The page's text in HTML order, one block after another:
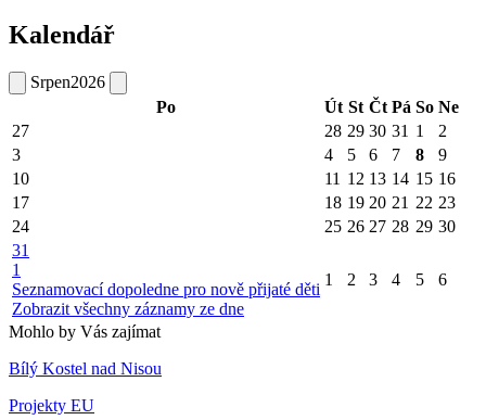
Kalendář
Srpen2026
Po
Út St Čt Pá So Ne
27
28 29 30 31 1
2
3
4 5 6 7 8
9
10
11 12 13 14 15 16
17
18 19 20 21 22 23
24
25 26 27 28 29 30
31
1
Seznamovací dopoledne pro nově přijaté děti
Zobrazit všechny záznamy ze dne
1 2 3 4 5 6
Mohlo by Vás zajímat
Bílý Kostel nad Nisou
Projekty EU